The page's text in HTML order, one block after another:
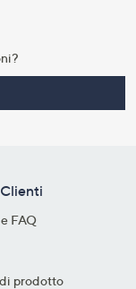
FAQ
prodotto